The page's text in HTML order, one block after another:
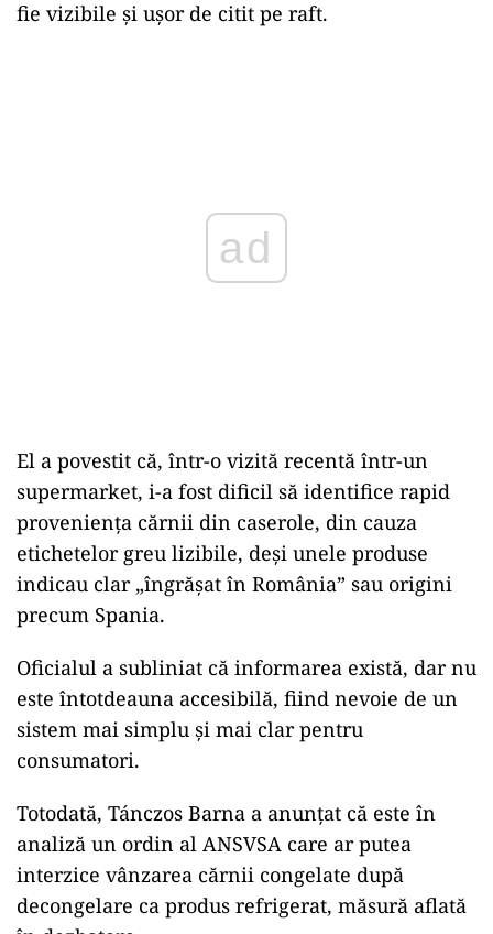
fie vizibile și ușor de citit pe raft.
ad
El a povestit că, într-o vizită recentă într-un
supermarket, i-a fost dificil să identifice rapid
proveniența cărnii din caserole, din cauza
etichetelor greu lizibile, deși unele produse
indicau clar „îngrășat în România” sau origini
precum Spania.
Oficialul a subliniat că informarea există, dar nu
este întotdeauna accesibilă, fiind nevoie de un
sistem mai simplu și mai clar pentru
consumatori.
Totodată, Tánczos Barna a anunțat că este în
analiză un ordin al ANSVSA care ar putea
interzice vânzarea cărnii congelate după
decongelare ca produs refrigerat, măsură aflată